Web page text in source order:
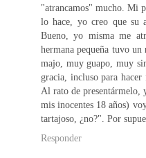
"atrancamos" mucho. Mi
lo hace, yo creo que su
Bueno, yo misma me
hermana pequeña tuvo
majo, muy guapo, muy
gracia, incluso para
Al rato de presentármelo,
mis inocentes 18 años)
tartajoso, ¿no?". Por
Responder